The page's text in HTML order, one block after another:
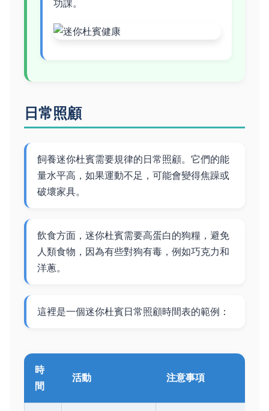
功課。
日常照顧
飼養迷你杜賓需要規律的日常照顧。它們的能
量水平高，如果運動不足，可能會變得焦躁或
破壞家具。
飲食方面，迷你杜賓需要高蛋白的狗糧，避免
人類食物，因為有些對狗有毒，例如巧克力和
洋蔥。
這裡是一個迷你杜賓日常照顧時間表的範例：
時
間
活動 注意事項